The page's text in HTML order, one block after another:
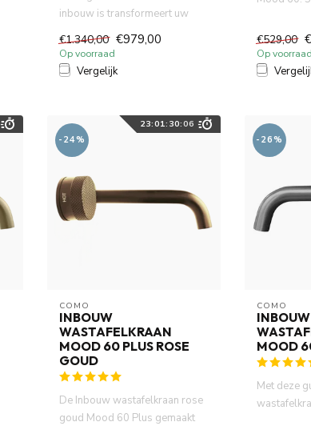
inbouw is transformeert uw
douche en badkamer ruimte ...
€1.340,00 €979,00
Op voorraad
Vergelijk
€529,00
Op voorraad
23:01: 30:05
-24%
COMO
INBOUW
WASTAFELKRAAN
MOOD 60 PLUS ROSE
GOUD
De Inbouw wastafelkraan rose
goud Mood 60 Plus gemaakt
-26%
COMO
INBOUW
MOOD
Met deze